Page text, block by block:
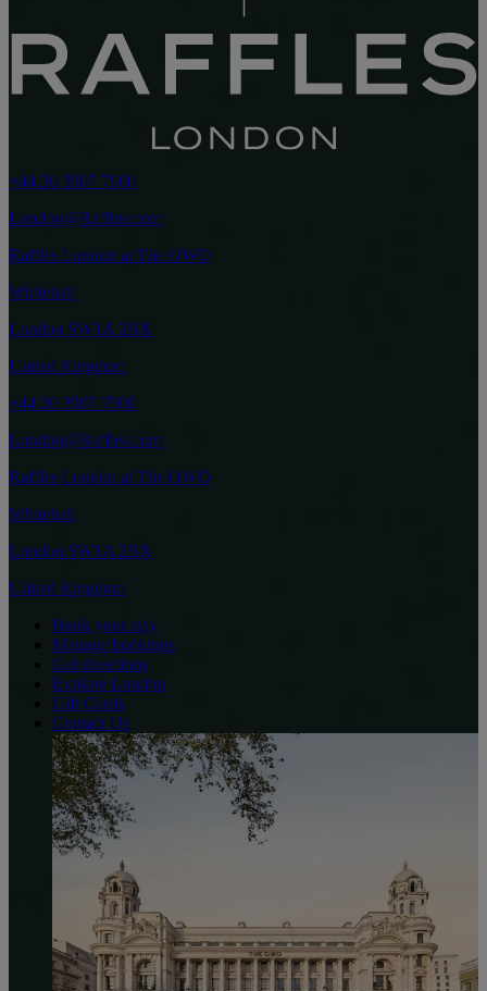
+44 20 3907 7500
London@Raffles.com
Raffles London at The OWO
Whitehall
London SW1A 2BX
United Kingdom
+44 20 3907 7500
London@Raffles.com
Raffles London at The OWO
Whitehall
London SW1A 2BX
United Kingdom
Book your stay
Manage bookings
Get directions
Explore London
Gift Cards
Contact Us